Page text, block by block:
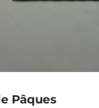
Pâques